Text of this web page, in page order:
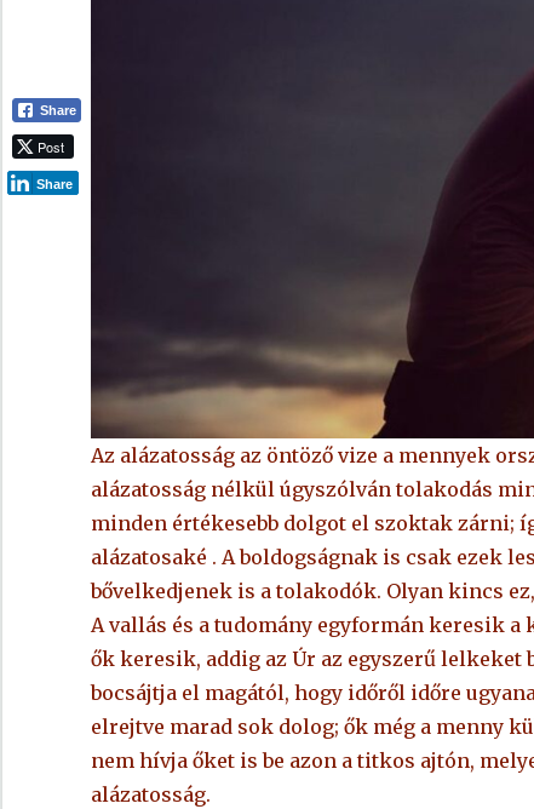
Az alázatosság az öntöző vize a mennyek
alázatosság nélkül úgyszólván tolakodás
minden értékesebb dolgot el szoktak zárni;
alázatosaké . A boldogságnak is csak ezek
bővelkedjenek is a tolakodók. Olyan kincs
A vallás és a tudomány egyformán keresik
ők keresik, addig az Úr az egyszerű lelkeket
bocsájtja el magától, hogy időről időre
elrejtve marad sok dolog; ők még a menny
nem hívja őket is be azon a titkos ajtón,
alázatosság.
Share
Post
Share